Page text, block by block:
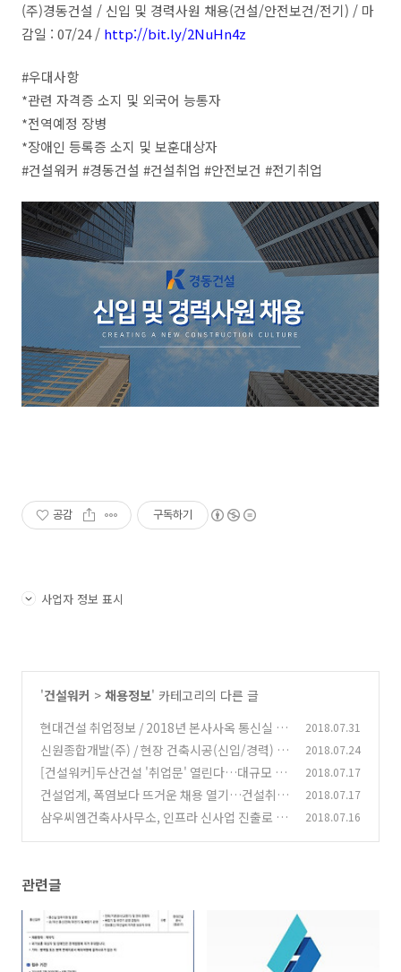
(주)경동건설 / 신입 및 경력사원 채용(건설/안전보건/전기) / 마
감일 : 07/24 / http://bit.ly/2NuHn4z
#우대사항
*관련 자격증 소지 및 외국어 능통자
*전역예정 장병
*장애인 등록증 소지 및 보훈대상자
#건설워커 #경동건설 #건설취업 #안전보건 #전기취업
공감 구독하기
사업자 정보 표시
'건설워커 > 채용정보' 카테고리의 다른 글
현대건설 취업정보 / 2018년 본사사옥 통신실 경
력직모집[채용마감] (0)
2018.07.31
신원종합개발(주) / 현장 건축시공(신입/경력) 모
집 /건설워커 취업 (0)
2018.07.24
[건설워커]두산건설 '취업문' 열린다…대규모 정
규직 경력 공채 (0)
2018.07.17
건설업계, 폭염보다 뜨거운 채용 열기…건설취업
간만에 희소식
(0)
2018.07.17
삼우씨엠건축사사무소, 인프라 신사업 진출로 사
2018.07.16
관련글